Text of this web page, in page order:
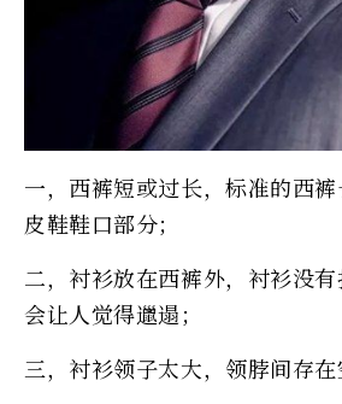
一，西裤短或过长，标准的西
皮鞋鞋口部分；
二，衬衫放在西裤外，衬衫没
会让人觉得邋遢；
三，衬衫领子太大，领脖间存在